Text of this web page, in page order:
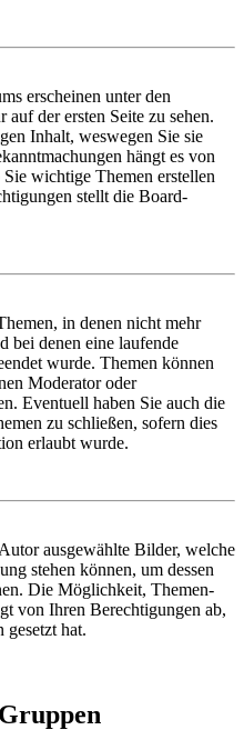
erscheinen unter den
der ersten Seite zu sehen.
Inhalt, weswegen Sie sie
hängt es von
wichtige Themen erstellen
stellt die Board-
in denen nicht mehr
bei denen eine laufende
wurde. Themen können
Moderator oder
Eventuell haben Sie auch die
zu schließen, sofern dies
erlaubt wurde.
ausgewählte Bilder, welche
stehen können, um dessen
Die Möglichkeit, Themen-
von Ihren Berechtigungen ab,
hat.